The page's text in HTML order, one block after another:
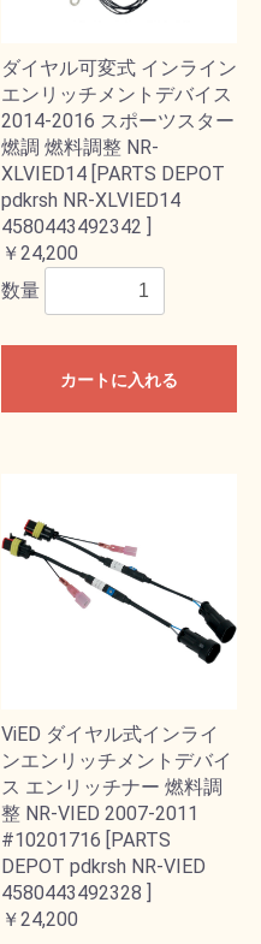
ダイヤル可変式 インライン
エンリッチメントデバイス
2014-2016 スポーツスター
燃調 燃料調整 NR-
XLVIED14 [PARTS DEPOT
pdkrsh NR-XLVIED14
4580443492342 ]
￥24,200
数量
カートに入れる
ViED ダイヤル式インライ
ンエンリッチメントデバイ
ス エンリッチナー 燃料調
整 NR-VIED 2007-2011
#10201716 [PARTS
DEPOT pdkrsh NR-VIED
4580443492328 ]
￥24,200